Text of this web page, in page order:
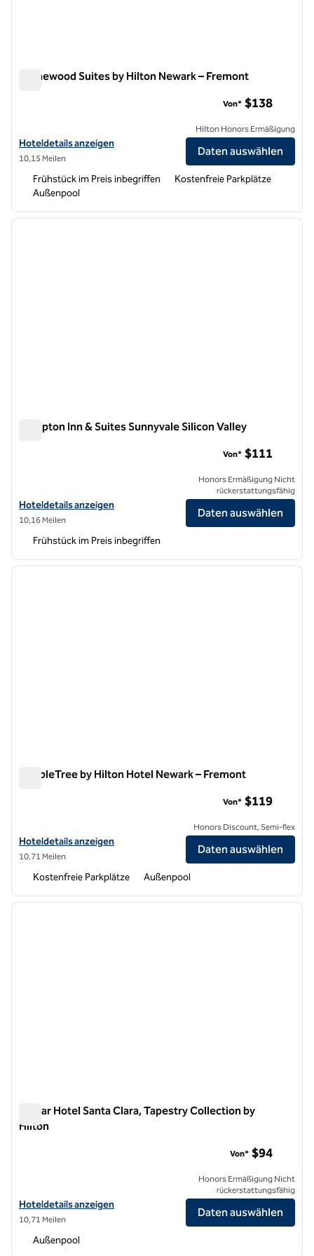
Homewood Suites by Hilton Newark – Fremont
Hoteldetails für Homewood Suites by Hilton Newark-Fremont
Hoteldetails anzeigen
10,15 Meilen
Von* $138
Hilton Honors Ermäßigung
Daten auswählen
Frühstück im Preis inbegriffen
Kostenfreie Parkplätze
Außenpool
1 von 12
Hampton Inn & Suites Sunnyvale Silicon Valley
Hoteldetails für Hampton Inn & Suites Sunnyvale Silicon Valley
Hoteldetails anzeigen
10,16 Meilen
Von* $111
Honors Ermäßigung Nicht
rückerstattungsfähig
Daten auswählen
Frühstück im Preis inbegriffen
1 von 12
DoubleTree by Hilton Hotel Newark – Fremont
Hoteldetails für DoubleTree by Hilton Hotel Newark – Fremont
Hoteldetails anzeigen
10,71 Meilen
Von* $119
Honors Discount, Semi-flex
Daten auswählen
Kostenfreie Parkplätze Außenpool
1 von 12
Avatar Hotel Santa Clara, Tapestry Collection by
Hilton
Hoteldetails für das Avatar Hotel Santa Clara, Tapestry Collection
Hoteldetails anzeigen
10,71 Meilen
Von* $94
Honors Ermäßigung Nicht
rückerstattungsfähig
Daten auswählen
Außenpool